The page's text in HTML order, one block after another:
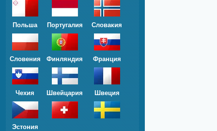
Польша Португалия Словакия
Словения Финляндия Франция
Чехия Швейцария Швеция
Эстония